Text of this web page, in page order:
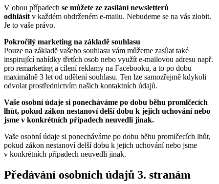
V obou případech se můžete ze zasílání newsletterů
odhlásit v každém obdrženém e-mailu. Nebudeme se na vás zlobit.
Je to vaše právo.
Pokročilý marketing na základě souhlasu
Pouze na základě vašeho souhlasu vám můžeme zasílat také
inspirující nabídky třetích osob nebo využít e-mailovou adresu např.
pro remarketing a cílení reklamy na Facebooku, a to po dobu
maximálně 3 let od udělení souhlasu. Ten lze samozřejmě kdykoli
odvolat prostřednictvím našich kontaktních údajů.
Vaše osobní údaje si ponecháváme po dobu běhu promlčecích
lhůt, pokud zákon nestanoví delší dobu k jejich uchování nebo
jsme v konkrétních případech neuvedli jinak.
Vaše osobní údaje si ponecháváme po dobu běhu promlčecích lhůt,
pokud zákon nestanoví delší dobu k jejich uchování nebo jsme
v konkrétních případech neuvedli jinak.
Předávání osobních údajů 3. stranám